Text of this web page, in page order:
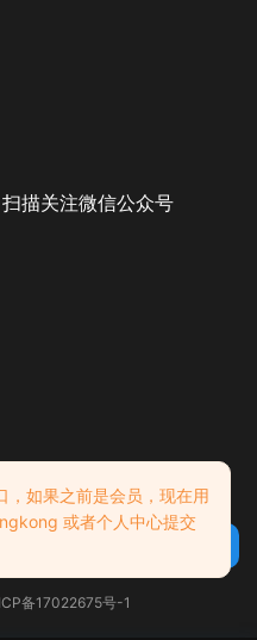
扫描关注微信公众号
备17022675号-1
，如果之前是会员，现在用
或者个人中心提交